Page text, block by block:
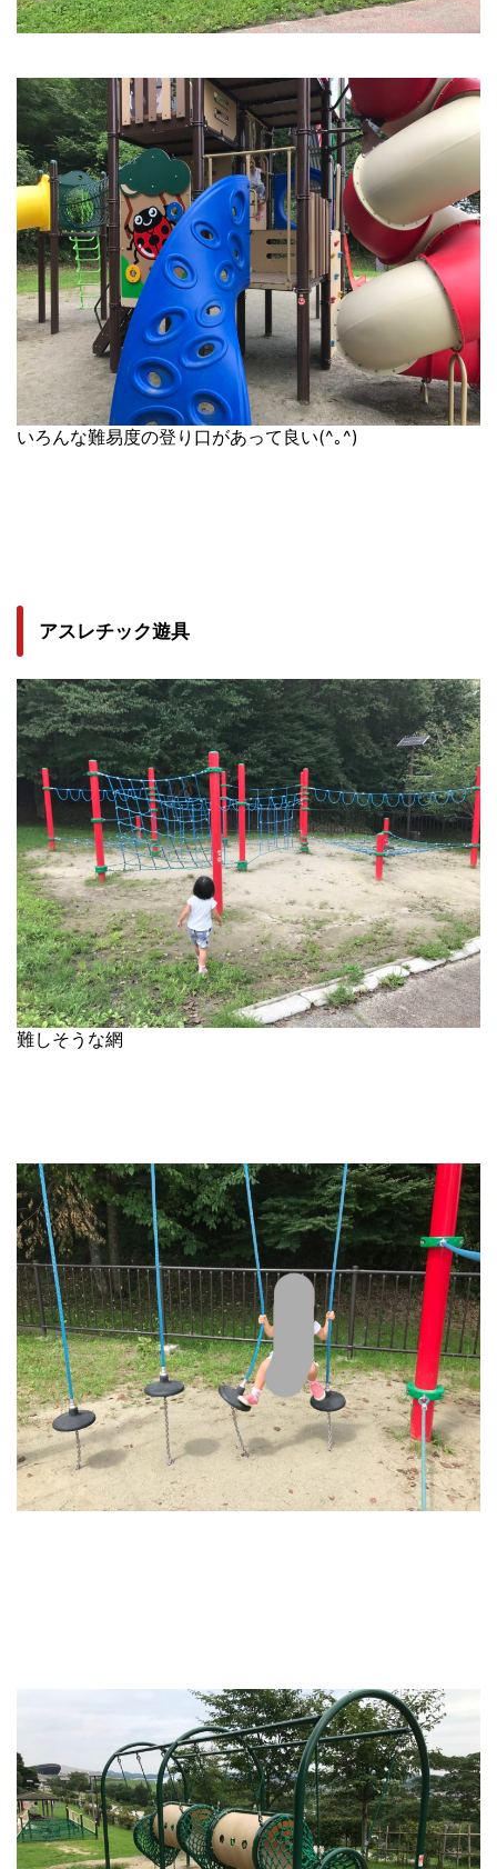
いろんな難易度の登り口があって良い(^｡^)
アスレチック遊具
難しそうな網